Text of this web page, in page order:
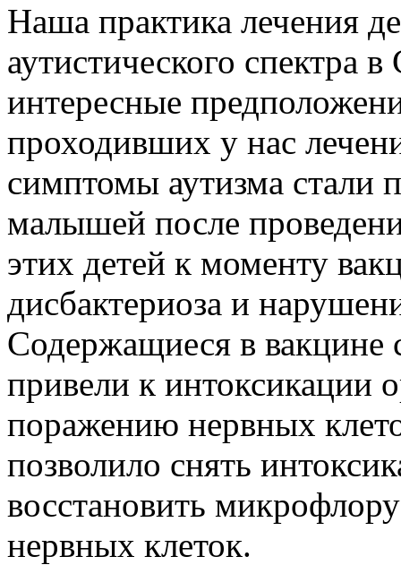
Наша практика лечения
аутистического спектра
интересные
проходивших у нас
симптомы аутизма стали
малышей после
этих детей к моменту
дисбактериоза и
Содержащиеся в вакцине
привели к интоксикации
поражению нервных
позволило снять
восстановить
нервных клеток.